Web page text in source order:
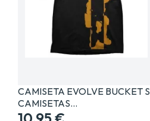
CAMISETA EVOLVE BUCKET S
CAMISETAS…